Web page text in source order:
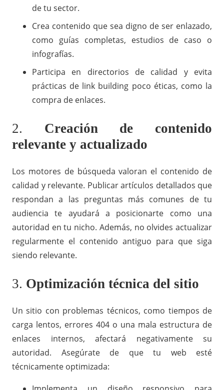
de tu sector.
Crea contenido que sea digno de ser enlazado,
como guías completas, estudios de caso o
infografías.
Participa en directorios de calidad y evita
prácticas de link building poco éticas, como la
compra de enlaces.
2. Creación de contenido
relevante y actualizado
Los motores de búsqueda valoran el contenido de
calidad y relevante. Publicar artículos detallados que
respondan a las preguntas más comunes de tu
audiencia te ayudará a posicionarte como una
autoridad en tu nicho. Además, no olvides actualizar
regularmente el contenido antiguo para que siga
siendo relevante.
3. Optimización técnica del sitio
Un sitio con problemas técnicos, como tiempos de
carga lentos, errores 404 o una mala estructura de
enlaces internos, afectará negativamente su
autoridad. Asegúrate de que tu web esté
técnicamente optimizada: